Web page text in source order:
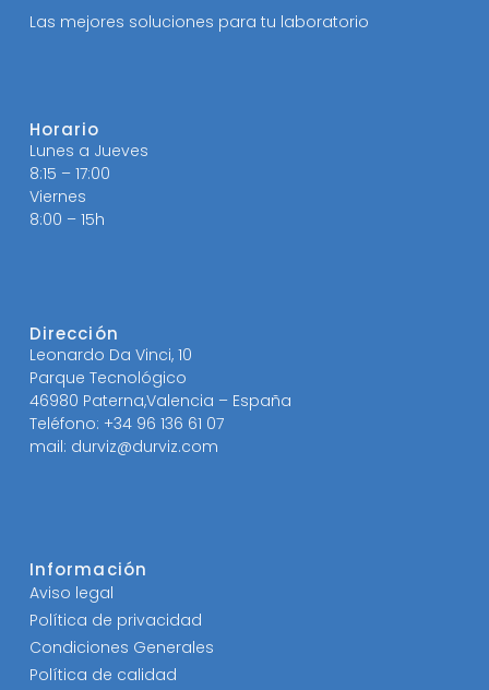
Las mejores soluciones para tu laboratorio
Horario
Lunes a Jueves
8:15 – 17:00
Viernes
8:00 – 15h
Dirección
Leonardo Da Vinci, 10
Parque Tecnológico
46980 Paterna,Valencia – España
Teléfono: +34 96 136 61 07
mail: durviz@durviz.com
Información
Aviso legal
Política de privacidad
Condiciones Generales
Política de calidad